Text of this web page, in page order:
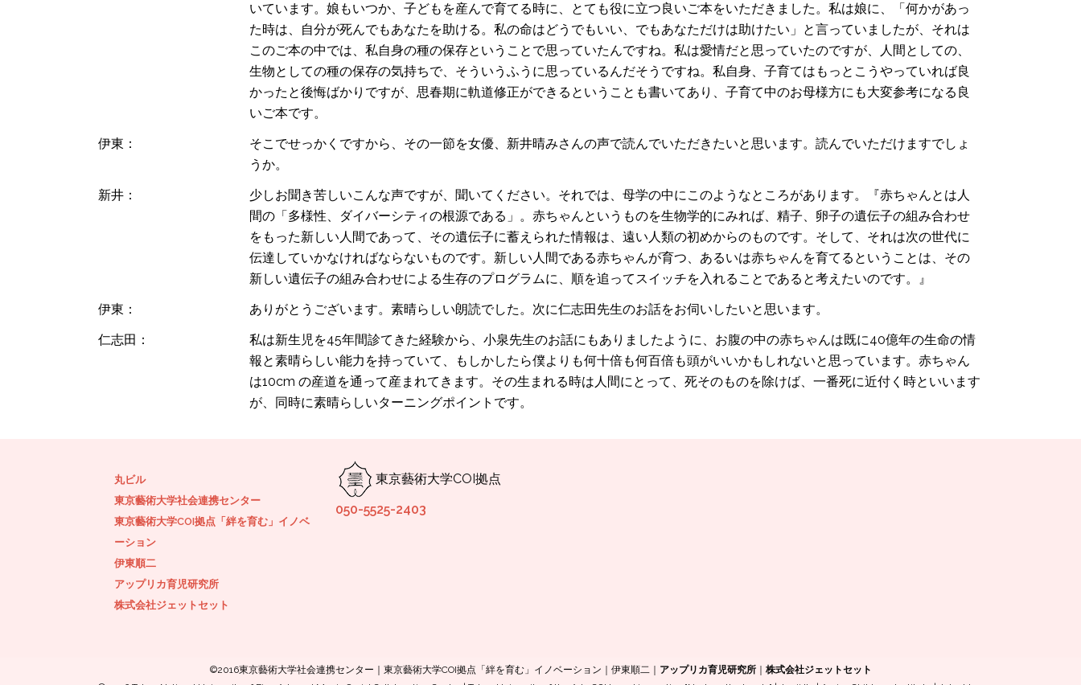
いています。娘もいつか、子どもを産んで育てる時に、とても役に立つ良いご本をいただきました。私は娘に、「何かがあっ
た時は、自分が死んでもあなたを助ける。私の命はどうでもいい、でもあなただけは助けたい」と言っていましたが、それは
このご本の中では、私自身の種の保存ということで思っていたんですね。私は愛情だと思っていたのですが、人間としての、
生物としての種の保存の気持ちで、そういうふうに思っているんだそうですね。私自身、子育てはもっとこうやっていれば良
かったと後悔ばかりですが、思春期に軌道修正ができるということも書いてあり、子育て中のお母様方にも大変参考になる良
いご本です。
伊東：
そこでせっかくですから、その一節を女優、新井晴みさんの声で読んでいただきたいと思います。読んでいただけますでしょ
うか。
新井：
少しお聞き苦しいこんな声ですが、聞いてください。それでは、母学の中にこのようなところがあります。『赤ちゃんとは人
間の「多様性、ダイバーシティの根源である」。赤ちゃんというものを生物学的にみれば、精子、卵子の遺伝子の組み合わせ
をもった新しい人間であって、その遺伝子に蓄えられた情報は、遠い人類の初めからのものです。そして、それは次の世代に
伝達していかなければならないものです。新しい人間である赤ちゃんが育つ、あるいは赤ちゃんを育てるということは、その
新しい遺伝子の組み合わせによる生存のプログラムに、順を追ってスイッチを入れることであると考えたいのです。』
伊東：
ありがとうございます。素晴らしい朗読でした。次に仁志田先生のお話をお伺いしたいと思います。
仁志田：
私は新生児を45年間診てきた経験から、小泉先生のお話にもありましたように、お腹の中の赤ちゃんは既に40億年の生命の情
報と素晴らしい能力を持っていて、もしかしたら僕よりも何十倍も何百倍も頭がいいかもしれないと思っています。赤ちゃん
は10cm の産道を通って産まれてきます。その生まれる時は人間にとって、死そのものを除けば、一番死に近付く時といいます
が、同時に素晴らしいターニングポイントです。
丸ビル
東京藝術大学社会連携センター
東京藝術大学COI拠点「絆を育む」イノベ
ーション
伊東順二
アップリカ育児研究所
株式会社ジェットセット
東京藝術大学COI拠点
050-5525-2403
©2016東京藝術大学社会連携センター｜東京藝術大学COI拠点「絆を育む」イノベーション｜伊東順二｜ アップリカ育児研究所｜ 株式会社ジェットセット